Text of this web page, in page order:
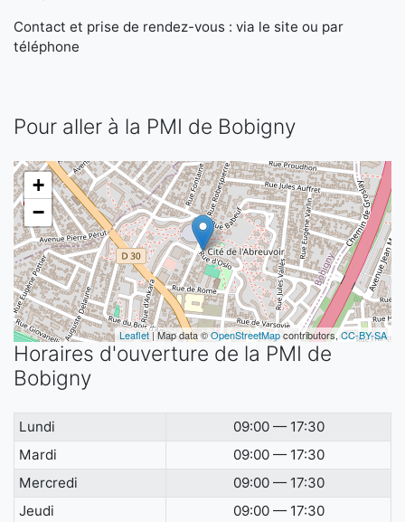
Contact et prise de rendez-vous : via le site ou par
téléphone
Pour aller à la PMI de Bobigny
+
−
Leaflet| Map data ©OpenStreetMapcontributors,CC-BY-SA
Horaires d'ouverture de la PMI de
Bobigny
Lundi
09:00 — 17:30
Mardi
09:00 — 17:30
Mercredi
09:00 — 17:30
Jeudi
09:00 — 17:30